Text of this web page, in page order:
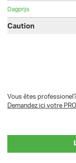
Vous êtes professionel?
Demandez ici votre